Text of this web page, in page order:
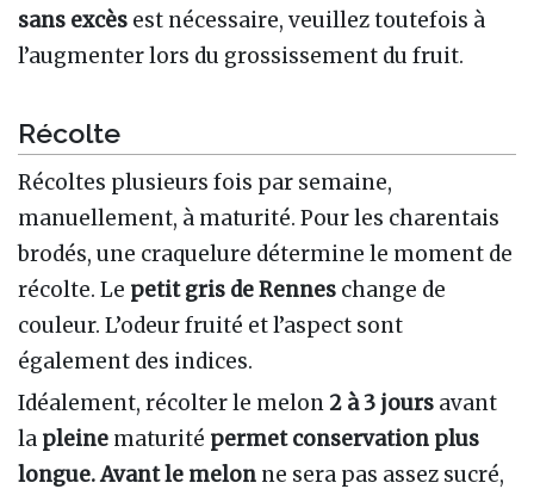
sans excès est nécessaire, veuillez toutefois à
l’augmenter lors du grossissement du fruit.
Récolte
Récoltes plusieurs fois par semaine,
manuellement, à maturité. Pour les charentais
brodés, une craquelure détermine le moment de
récolte. Le petit gris de Rennes change de
couleur. L’odeur fruité et l’aspect sont
également des indices.
Idéalement, récolter le melon 2 à 3 jours avant
la pleine maturité permet conservation plus
longue. Avant le melon ne sera pas assez sucré,